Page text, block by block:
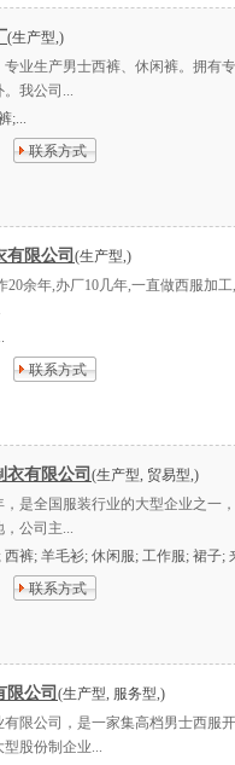
(生产型,)
专业生产男士西裤、休闲裤。拥有
我公司...
;...
联系方式
有限公司 (生产型,)
20余年,办厂10几年,一直做西服加
联系方式
有限公司 (生产型, 贸易型,)
，是全国服装行业的大型企业之一
公司主...
西裤; 羊毛衫; 休闲服; 工作服; 裙子;
联系方式
限公司 (生产型, 服务型,)
限公司，是一家集高档男士西服
股份制企业...